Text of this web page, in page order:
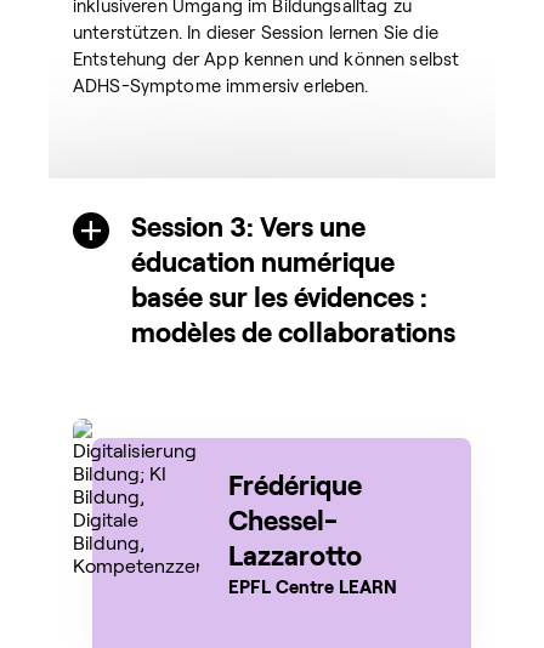
inklusiveren Umgang im Bildungsalltag zu
unterstützen. In dieser Session lernen Sie die
Entstehung der App kennen und können selbst
ADHS-Symptome immersiv erleben.
Session 3: Vers une
éducation numérique
basée sur les évidences :
modèles de collaborations
Frédérique
Chessel-
Lazzarotto
EPFL Centre LEARN